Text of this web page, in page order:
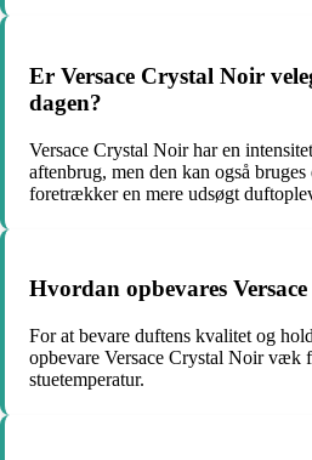
Er Versace Crystal Noir
dagen?
Versace Crystal Noir har en
aftenbrug, men den kan også
foretrækker en mere udsøgt
Hvordan opbevares
For at bevare duftens kvalitet og
opbevare Versace Crystal Noir væk
stuetemperatur.